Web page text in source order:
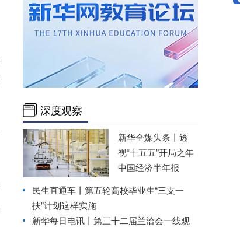
深度观察
新华全媒头条丨 透
视“十五五”开局之年
中国经济半年报
民生直通车丨 第五轮高校毕业生“三支一
扶”计划这样实施
新华每日电讯丨 第三十二届兰洽会一线观